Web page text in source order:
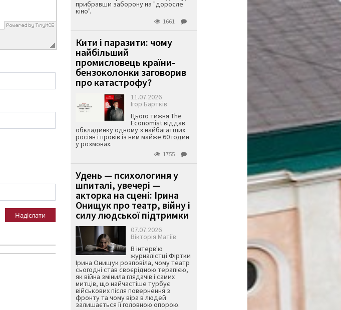
Надіслати
прибравши заборону на "доросле
кіно".
1661
Кити і паразити: чому
найбільший
промисловець країни-
бензоколонки заговорив
про катастрофу?
11.07.2026
Ігор Бартків
Цього тижня The
Economist віддав
обкладинку одному з найбагатших
росіян і провів із ним майже 60 годин
у розмовах.
1755
Удень — психологиня у
шпиталі, увечері —
акторка на сцені: Ірина
Онищук про театр, війну і
силу людської підтримки
07.07.2026
Вікторія Матіїв
В інтерв'ю
журналістці Фіртки
Ірина Онищук розповіла, чому театр
сьогодні став своєрідною терапією,
як війна змінила глядачів і самих
митців, що найчастіше турбує
військових після повернення з
фронту та чому віра в людей
залишається її головною опорою.